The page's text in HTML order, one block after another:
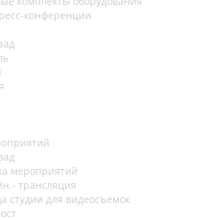
конференции
мероприятий
- трансляция
студии для видеосъёмок